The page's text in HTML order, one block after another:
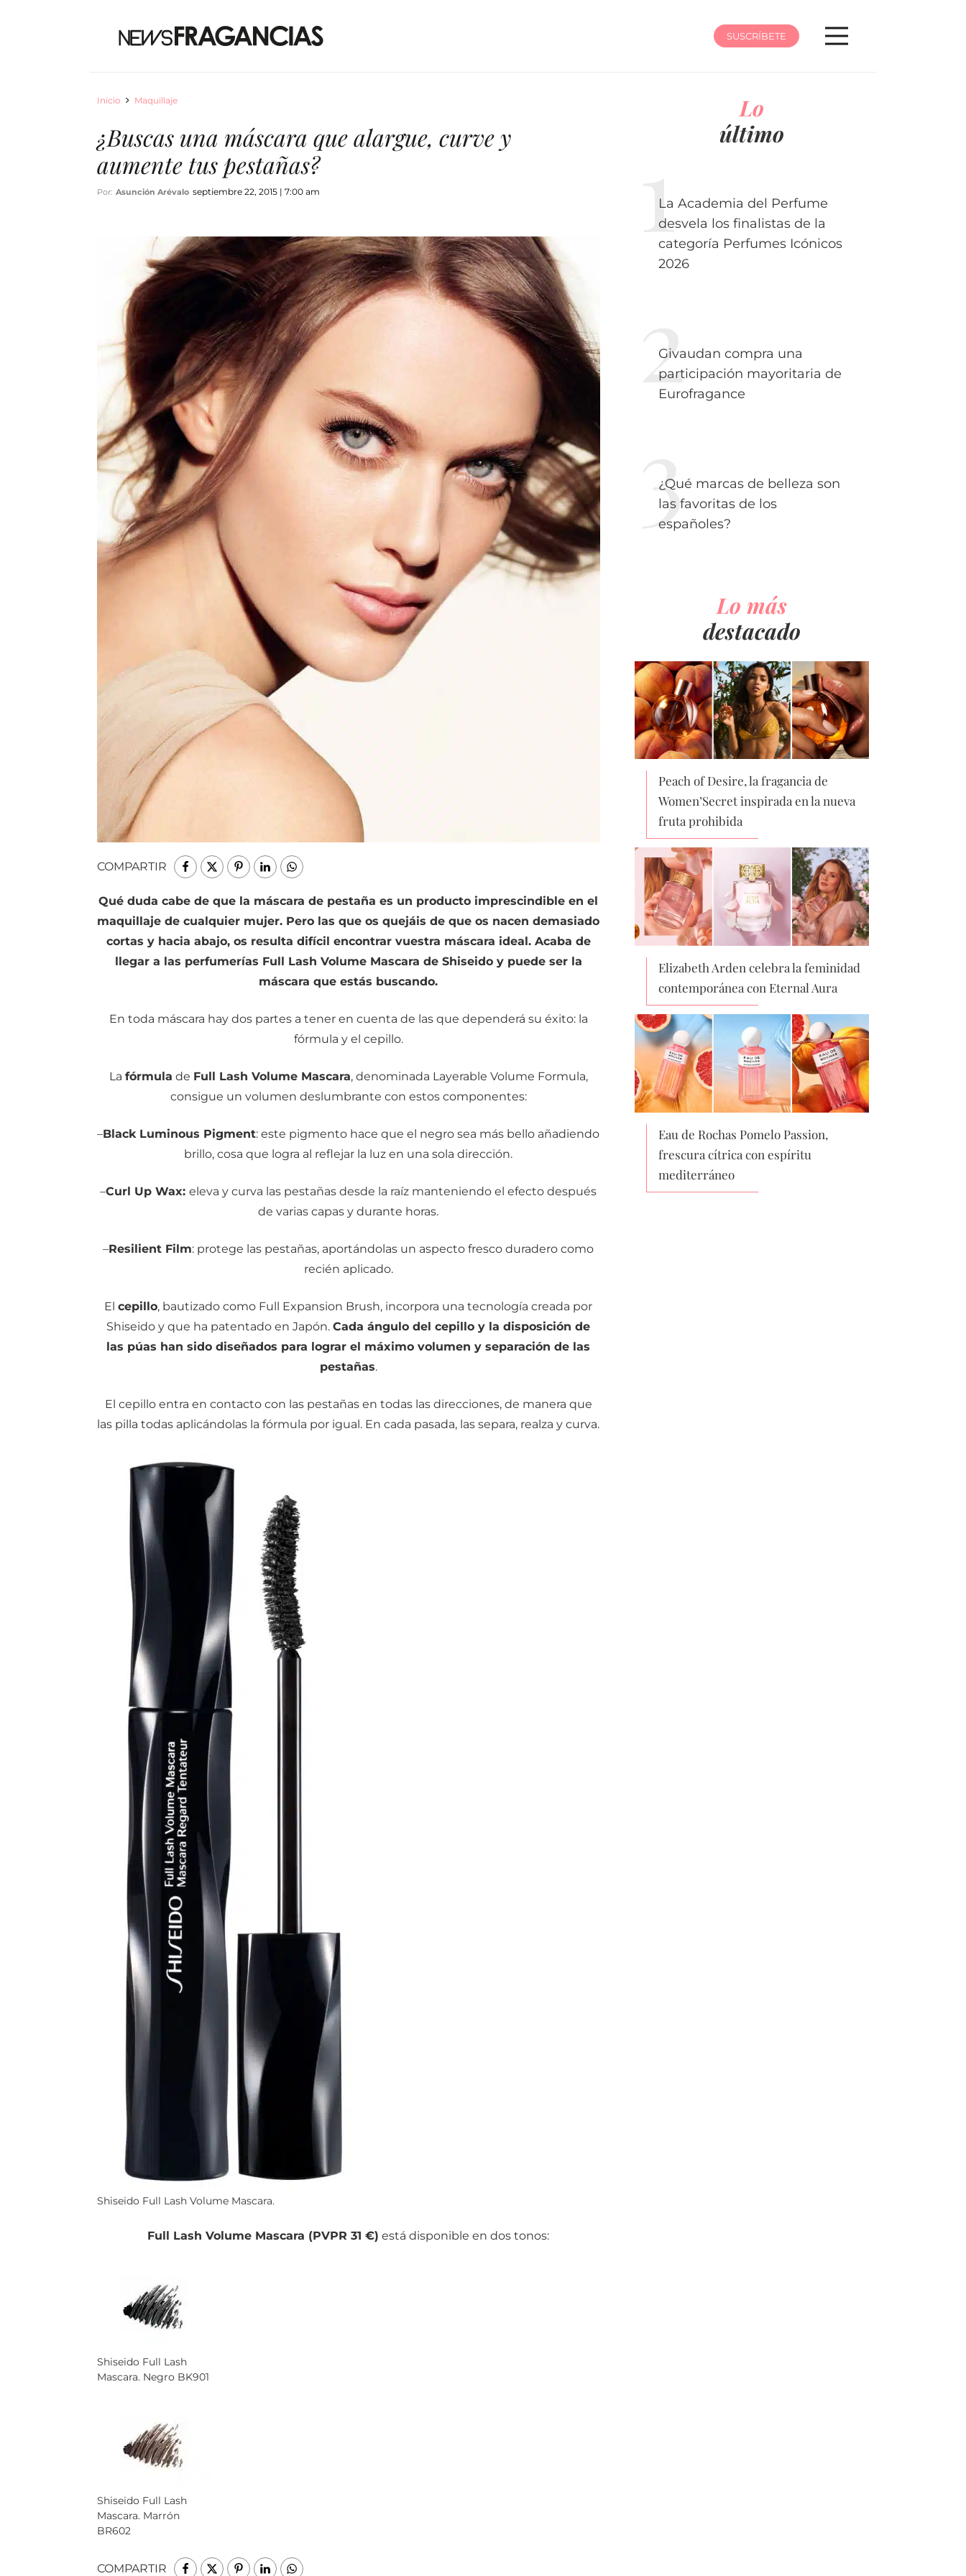
SUSCRÍBETE
Inicio Maquillaje
¿Buscas una máscara que alargue, curve y
aumente tus pestañas?
Por: Asunción Arévalo septiembre 22, 2015 | 7:00 am
COMPARTIR
Qué duda cabe de que la máscara de pestaña es un producto imprescindible en el
maquillaje de cualquier mujer. Pero las que os quejáis de que os nacen demasiado
cortas y hacia abajo, os resulta difícil encontrar vuestra máscara ideal. Acaba de
llegar a las perfumerías Full Lash Volume Mascara de Shiseido y puede ser la
máscara que estás buscando.
En toda máscara hay dos partes a tener en cuenta de las que dependerá su éxito: la
fórmula y el cepillo.
La fórmula de Full Lash Volume Mascara, denominada Layerable Volume Formula,
consigue un volumen deslumbrante con estos componentes:
–Black Luminous Pigment: este pigmento hace que el negro sea más bello añadiendo
brillo, cosa que logra al reflejar la luz en una sola dirección.
–Curl Up Wax:eleva y curva las pestañas desde la raíz manteniendo el efecto después
de varias capas y durante horas.
–Resilient Film: protege las pestañas, aportándolas un aspecto fresco duradero como
recién aplicado.
Elcepillo, bautizado como Full Expansion Brush, incorpora una tecnología creada por
Shiseido y que ha patentado en Japón.Cada ángulo del cepillo y la disposición de
las púas han sido diseñados para lograr el máximo volumen y separación de las
pestañas.
El cepillo entra en contacto con las pestañas en todas las direcciones, de manera que
las pilla todas aplicándolas la fórmula por igual. En cada pasada, las separa, realza y curva.
Shiseido Full Lash Volume Mascara.
Full Lash Volume Mascara (PVPR 31 €) está disponible en dos tonos:
Shiseido Full Lash
Mascara. Negro BK901
Shiseido Full Lash
Mascara. Marrón
BR602
COMPARTIR
Lo
último
La Academia del Perfume
desvela los finalistas de la
categoría Perfumes Icónicos
2026
Givaudan compra una
participación mayoritaria de
Eurofragance
¿Qué marcas de belleza son
las favoritas de los
españoles?
Lo más
destacado
Peach of Desire, la fragancia de
Women’Secret inspirada en la nueva
fruta prohibida
Elizabeth Arden celebra la feminidad
contemporánea con Eternal Aura
Eau de Rochas Pomelo Passion,
frescura cítrica con espíritu
mediterráneo